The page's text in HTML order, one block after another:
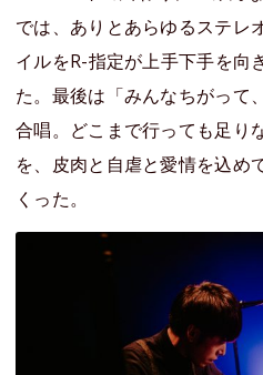
では、ありとあらゆるステレ
イルをR-指定が上手下手を向
た。最後は「みんなちがって
合唱。どこまで行っても足り
を、皮肉と自虐と愛情を込め
くった。